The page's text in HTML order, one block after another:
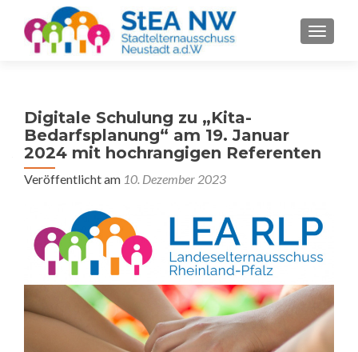
Digitale Schulung zu „Kita-
Bedarfsplanung“ am 19. Januar
2024 mit hochrangigen Referenten
Veröffentlicht am 10. Dezember 2023